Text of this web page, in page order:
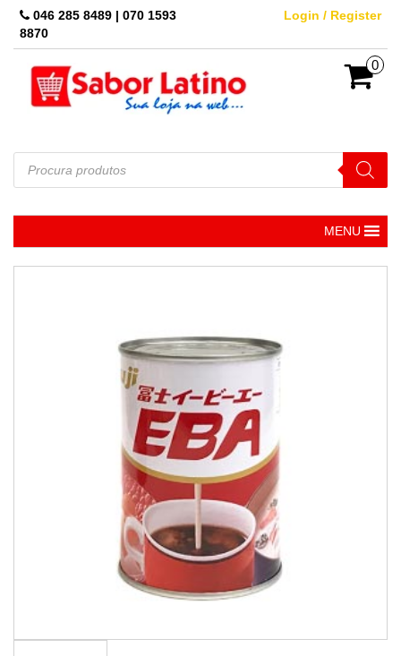
Skip
046 285 8489 | 070 1593
8870
Login / Register
0
Pesquisar
produtos
MENU